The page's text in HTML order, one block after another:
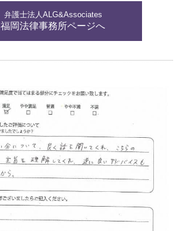
弁護士法人ALG&Associates
福岡法律事務所ページへ